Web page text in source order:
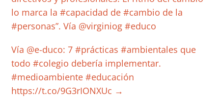
lo marca la #capacidad de #cambio de la
#personas”. Vía @virginiog #educo
Vía @e-duco: 7 #prácticas #ambientales que
todo #colegio debería implementar.
#medioambiente #educación
https://t.co/9G3rIONXUc →